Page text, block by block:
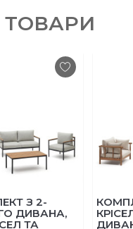
2-
КОМПЛЕКТ
КРІСЕЛ, 2-
ДИВАНА ТА